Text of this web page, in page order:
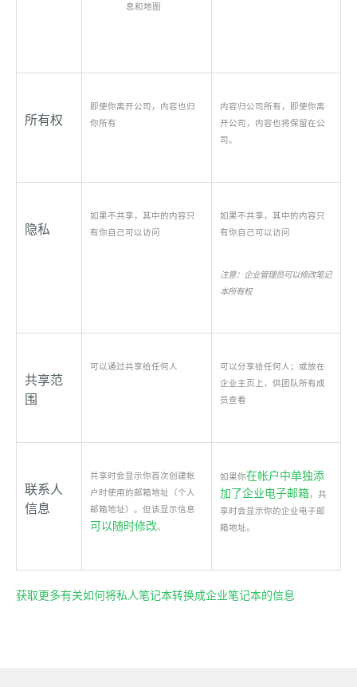
息和地图
所有权
即使你离开公司，内容也归
你所有
内容归公司所有，即使你离
开公司，内容也将保留在公
司。
隐私
如果不共享，其中的内容只
有你自己可以访问
如果不共享，其中的内容只
有你自己可以访问
注意：企业管理员可以修改笔记
本所有权
共享范
围
可以通过共享给任何人
可以分享给任何人；或放在
企业主页上，供团队所有成
员查看
联系人
信息
共享时会显示你首次创建帐
户时使用的邮箱地址（个人
邮箱地址）。但该显示信息
可以随时修改。
如果你在帐户中单独添
加了企业电子邮箱，共
享时会显示你的企业电子邮
箱地址。
获取更多有关如何将私人笔记本转换成企业笔记本的信息